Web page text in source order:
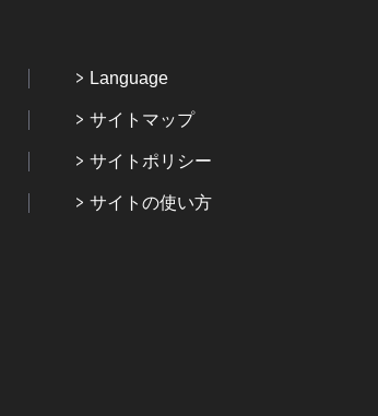
Language
サイトマップ
サイトポリシー
サイトの使い方